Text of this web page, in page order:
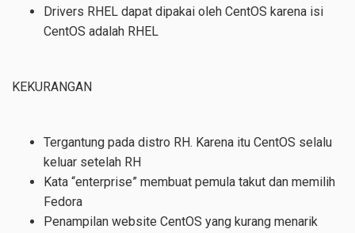
Drivers RHEL dapat dipakai oleh CentOS karena isi
CentOS adalah RHEL
KEKURANGAN
Tergantung pada distro RH. Karena itu CentOS selalu
keluar setelah RH
Kata “enterprise” membuat pemula takut dan memilih
Fedora
Penampilan website CentOS yang kurang menarik